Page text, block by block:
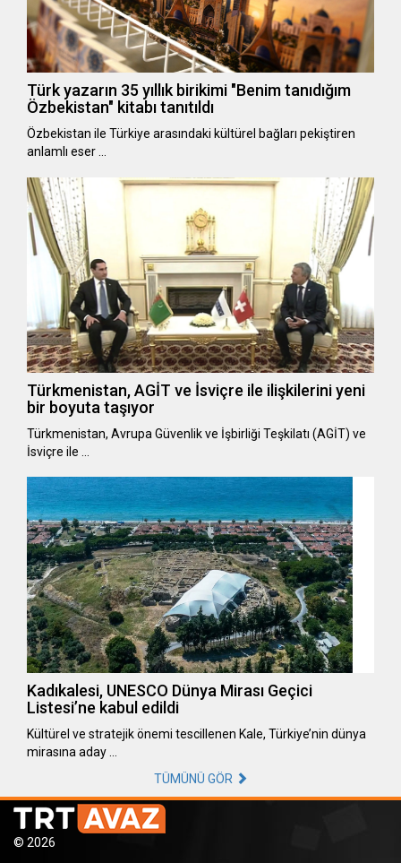
Türk yazarın 35 yıllık birikimi "Benim tanıdığım
Özbekistan" kitabı tanıtıldı
Özbekistan ile Türkiye arasındaki kültürel bağları pekiştiren
anlamlı eser …
Türkmenistan, AGİT ve İsviçre ile ilişkilerini yeni
bir boyuta taşıyor
Türkmenistan, Avrupa Güvenlik ve İşbirliği Teşkilatı (AGİT) ve
İsviçre ile …
Kadıkalesi, UNESCO Dünya Mirası Geçici
Listesi’ne kabul edildi
Kültürel ve stratejik önemi tescillenen Kale, Türkiye’nin dünya
mirasına aday …
TÜMÜNÜ GÖR
© 2026